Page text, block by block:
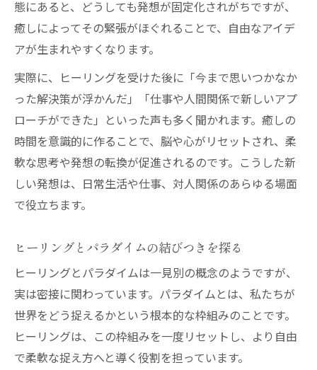
態にあると、どうしても発想が固定化されがちですが、
癒しによってその緊張がほぐれることで、自由なアイデ
アが生まれやすくなります。
実際に、ヒーリングを受けた後に「今まで思いつかなか
った解決策が浮かんだ」「仕事や人間関係で新しいアプ
ローチができた」といった声も多く聞かれます。癒しの
時間を意識的に作ることで、脳や心がリセットされ、柔
軟な思考や発想の転換が促進されるのです。こうした新
しい発想は、日常生活や仕事、対人関係のあらゆる場面
で役立ちます。
ヒーリングとパラダイムの結びつきを探る
ヒーリングとパラダイムは一見別の概念のようですが、
実は密接に関わっています。パラダイムとは、私たちが
世界をどう捉えるかという根本的な枠組みのことです。
ヒーリングは、この枠組みを一度リセットし、より自由
で柔軟な捉え方へと導く役割を担っています。